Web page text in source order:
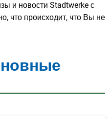
Deutsch MENÜ
и новости Stadtwerke с
что происходит, что Вы не